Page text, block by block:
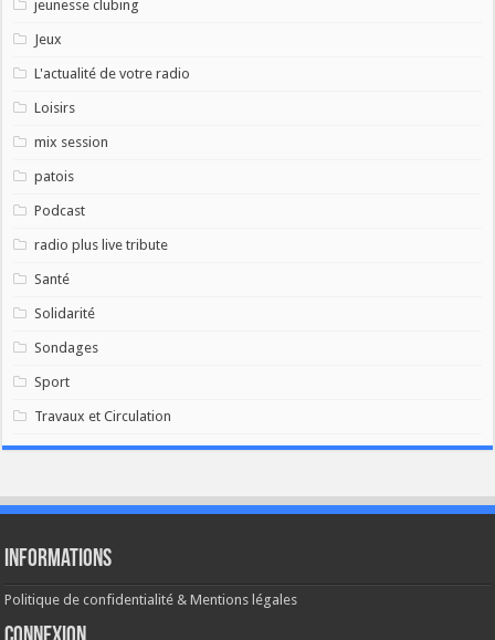
jeunesse clubing
Jeux
L'actualité de votre radio
Loisirs
mix session
patois
Podcast
radio plus live tribute
Santé
Solidarité
Sondages
Sport
Travaux et Circulation
Informations
Politique de confidentialité & Mentions légales